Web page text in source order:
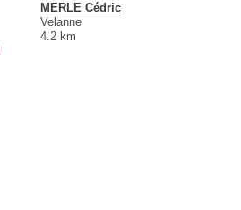
MERLE Cédric
Velanne
4.2 km